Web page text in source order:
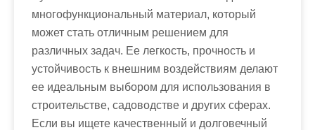
многофункциональный материал, который
может стать отличным решением для
различных задач. Ее легкость, прочность и
устойчивость к внешним воздействиям делают
ее идеальным выбором для использования в
строительстве, садоводстве и других сферах.
Если вы ищете качественный и долговечный